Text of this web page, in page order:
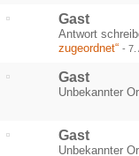
Gast
Antwort
zugeordnet“ - 7.
Gast
Unbekannter
Gast
Unbekannter